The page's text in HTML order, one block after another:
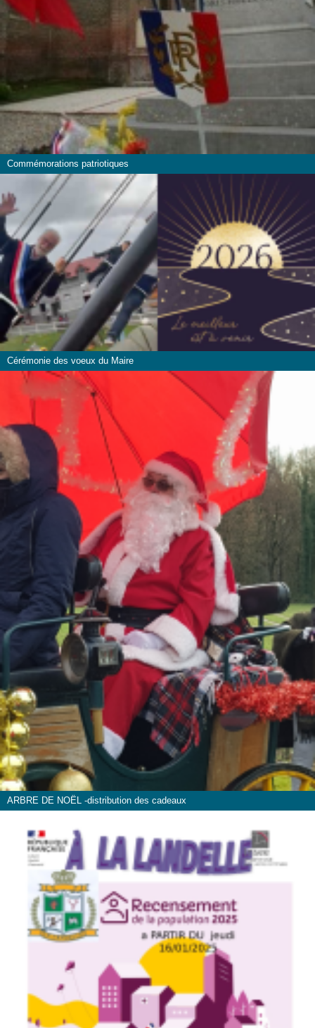
Commémorations patriotiques
Cérémonie des voeux du Maire
ARBRE DE NOËL -distribution des cadeaux